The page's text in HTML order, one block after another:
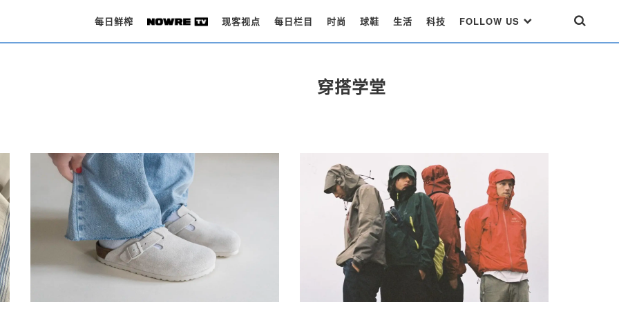
每日鲜榨 现客视点 每日栏目 时尚 球鞋 生活 科技 FOLLOW US
每日栏目
时 尚
球 鞋
生 活
科 技
穿搭学堂